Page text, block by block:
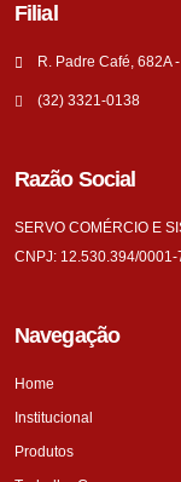
Filial
R. Padre Café, 682A
(32) 3321-0138
Razão Social
SERVO COMÉRCIO E
CNPJ: 12.530.394/0001-
Navegação
Home
Institucional
Produtos